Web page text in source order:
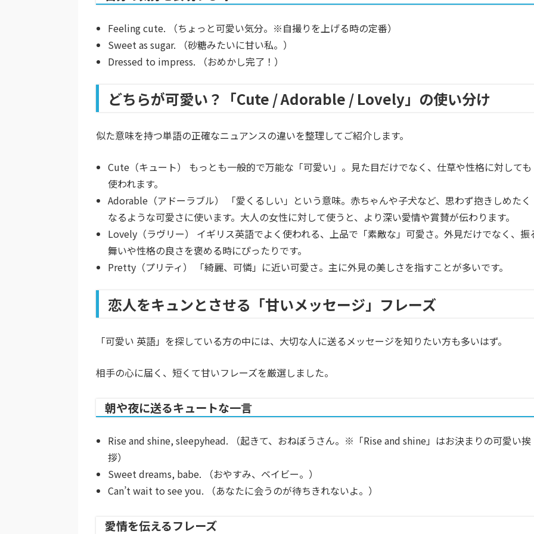
Feeling cute. （ちょっと可愛い気分。※自撮りを上げる時の定番）
Sweet as sugar. （砂糖みたいに甘い私。）
Dressed to impress. （おめかし完了！）
どちらが可愛い？「Cute / Adorable / Lovely」の使い分け
似た意味を持つ単語の正確なニュアンスの違いを整理してご紹介します。
Cute（キュート）
もっとも一般的で万能な「可愛い」。見た目だけでなく、仕草や性格に対しても
使われます。
Adorable（アドーラブル）
「愛くるしい」という意味。赤ちゃんや子犬など、思わず抱きしめたく
なるような可愛さに使います。大人の女性に対して使うと、より深い愛情や賞賛が伝わります。
Lovely（ラヴリー）
イギリス英語でよく使われる、上品で「素敵な」可愛さ。外見だけでなく、振
舞いや性格の良さを褒める時にぴったりです。
Pretty（プリティ）
「綺麗、可憐」に近い可愛さ。主に外見の美しさを指すことが多いです。
恋人をキュンとさせる「甘いメッセージ」フレーズ
「可愛い 英語」を探している方の中には、大切な人に送るメッセージを知りたい方も多いはず。
相手の心に届く、短くて甘いフレーズを厳選しました。
朝や夜に送るキュートな一言
Rise and shine, sleepyhead. （起きて、おねぼうさん。※「Rise and shine」はお決まりの可愛い挨
拶）
Sweet dreams, babe. （おやすみ、ベイビー。）
Can’t wait to see you. （あなたに会うのが待ちきれないよ。）
愛情を伝えるフレーズ